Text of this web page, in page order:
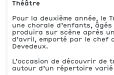
Théâtre
Pour la deuxième année, le
une chorale d’enfants,
produira sur scène après
d’avril, emporté par le chef
Devedeux.
L’occasion de découvrir de
autour d’un répertoire varié